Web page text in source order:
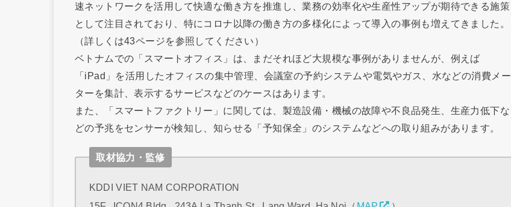
速ネットワークを活用して快適な働き方を推進し、業務の効率化や生産性アップが期待できる施策
として注目されており、特にコロナ以降の働き方の多様化によって導入の事例も増えてきました。
（詳しくは43ページを参照してください）
ベトナムでの「スマートオフィス」は、まだそれほど大規模な事例がありませんが、例えば
「iPad」を活用したオフィスの集中管理、会議室の予約システムや電気やガス、水などの消費メー
ターを集計、表示するサービスなどのケースはあります。
また、「スマートファクトリー」に関しては、製造設備・機械の故障や不良品発生、生産力低下な
どの予兆をセンサーが検知し、知らせる「予知保全」のシステムなどへの取り組みがあります。
取材協力・監修
KDDI VIET NAM CORPORATION